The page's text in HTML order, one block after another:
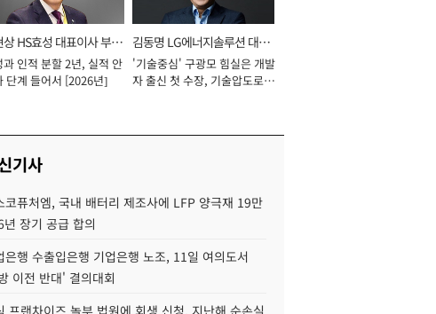
상 HS효성 대표이사 부회
과 인적 분할 2년, 실적 안
단계 들어서 [2026년]
김동명 LG에너지솔루션 대표
이사 사장
'기술중심' 구광모 힘실은 개발
자 출신 첫 수장, 기술압도로
기사
코퓨처엠, 국내 배터리 제조사에 LFP 양극재 19만
년 장기 공급 합의
은행 수출입은행 기업은행 노조, 11일 여의도서
이전 반대' 결의대회
프랜차이즈 놀부 법원에 회생 신청, 지난해 순손실